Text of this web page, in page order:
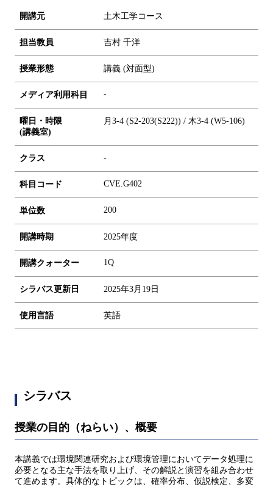
開講元 土木工学コース
担当教員 吉村 千洋
授業形態 講義 (対面型)
メディア利用科目 -
曜日・時限
(講義室)
月3-4 (S2-203(S222)) / 木3-4 (W5-106)
クラス -
科目コード CVE.G402
単位数 200
開講時期 2025年度
開講クォーター 1Q
シラバス更新日 2025年3月19日
使用言語 英語
シラバス
授業の目的（ねらい）、概要
本講義では環境関連研究および環境管理においてデータ処理に
必要となる主な手法を取り上げ、その解説と演習を組み合わせ
て進めます。具体的なトピックは、確率分布、仮説検定、多変